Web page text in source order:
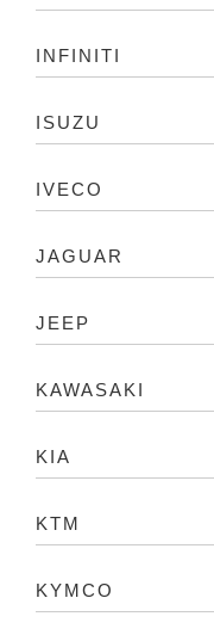
INFINITI
ISUZU
IVECO
JAGUAR
JEEP
KAWASAKI
KIA
KTM
KYMCO